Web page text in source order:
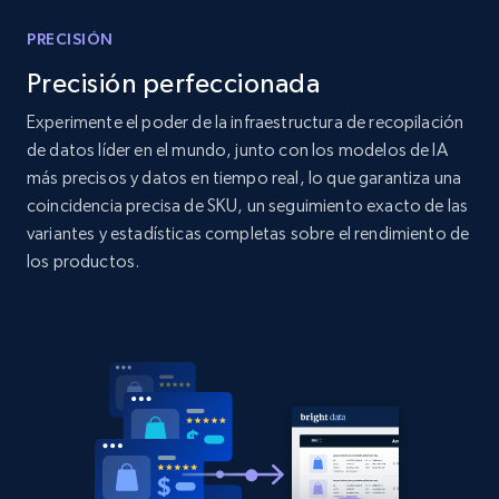
price, Currency, Availability, Reviews count, and
2.1K+ 375+ Comenzar ahora
Amazon products global dataset - Collect
products from Brands URLs
PRECISIÓN
Precisión perfeccionada
Experimente el poder de la infraestructura de recopilación
de datos líder en el mundo, junto con los modelos de IA
más precisos y datos en tiempo real, lo que garantiza una
coincidencia precisa de SKU, un seguimiento exacto de las
variantes y estadísticas completas sobre el rendimiento de
los productos.